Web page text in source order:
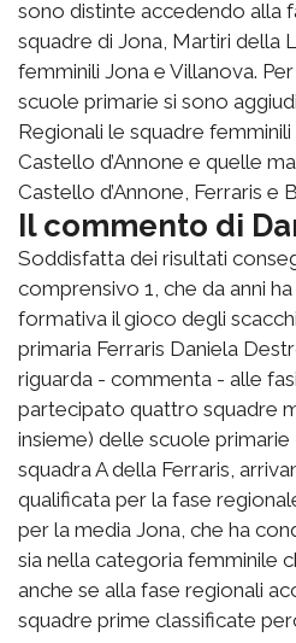
sono distinte accedendo alla
squadre di Jona, Martiri della
femminili Jona e Villanova.
scuole primarie si sono
Regionali le squadre
Castello d’Annone e quelle
Castello d’Annone, Ferraris e
Il commento di
Soddisfatta dei risultati
comprensivo 1, che da anni
formativa il gioco degli
primaria Ferraris Daniela
riguarda - commenta - alle
partecipato quattro squadre
insieme) delle scuole primarie
squadra A della Ferraris,
qualificata per la fase
per la media Jona, che ha
sia nella categoria femminile
anche se alla fase regionali
squadre prime classificate